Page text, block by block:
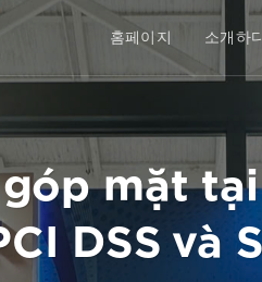
홈페이지 소개하
mặt
DSS và